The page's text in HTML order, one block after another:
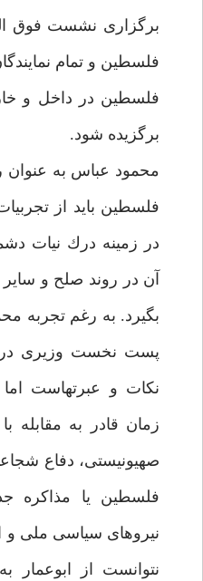
برگزارى نشست فوق
فلسطين و تمام
فلسطين در داخل و
برگزيده شود.
محمود عباس به عنوان
فلسطين بايد از
در زمينه درك نيات
آن در روند صلح و
بگيرد. به رغم تجربه
پست نخست وزيرى در
نكات و عبرت‏هاست اما
زمان قادر به مقابله
صهيونيستى، دفاع
فلسطين يا مذاكره
نيروهاى سياسى ملى و
نتوانست از ابوعمار